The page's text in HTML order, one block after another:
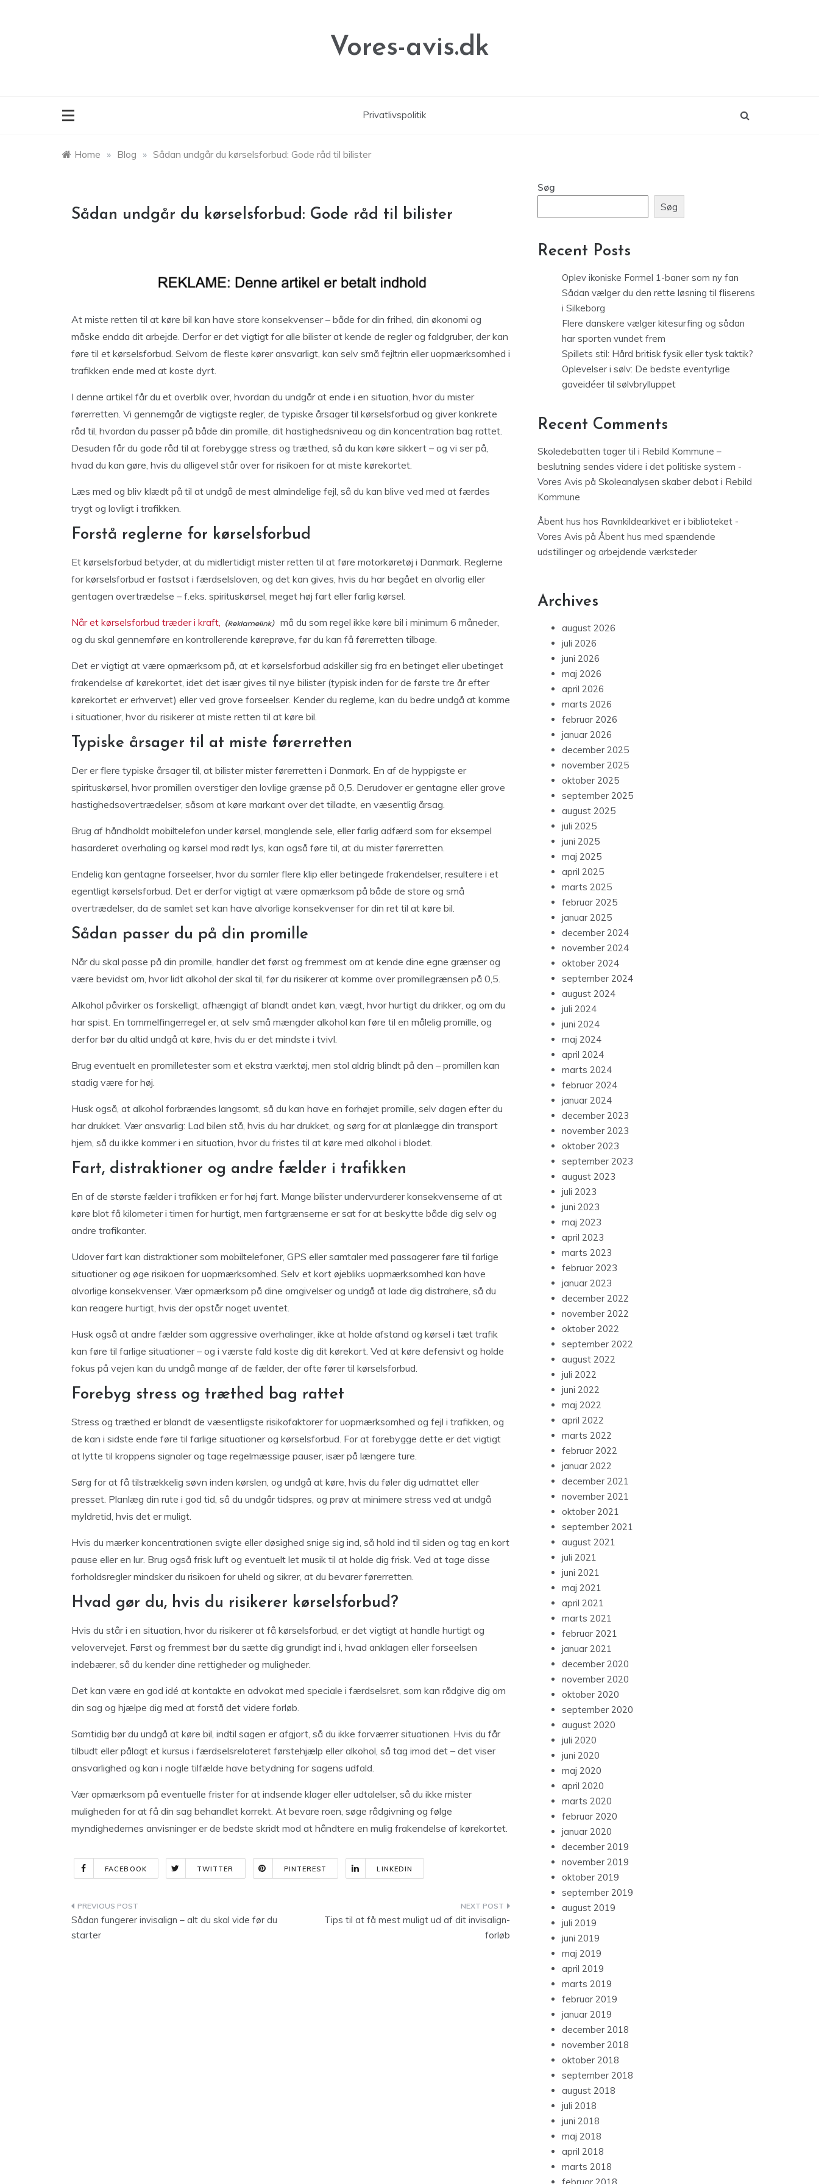
Vores-avis.dk
Privatlivspolitik
Home » Blog » Sådan undgår du kørselsforbud: Gode råd til bilister
Sådan undgår du kørselsforbud: Gode råd til bilister
At miste retten til at køre bil kan have store konsekvenser – både for din frihed, din økonomi og
måske endda dit arbejde. Derfor er det vigtigt for alle bilister at kende de regler og faldgruber, der kan
føre til et kørselsforbud. Selvom de fleste kører ansvarligt, kan selv små fejltrin eller uopmærksomhed i
trafikken ende med at koste dyrt.
I denne artikel får du et overblik over, hvordan du undgår at ende i en situation, hvor du mister
førerretten. Vi gennemgår de vigtigste regler, de typiske årsager til kørselsforbud og giver konkrete
råd til, hvordan du passer på både din promille, dit hastighedsniveau og din koncentration bag rattet.
Desuden får du gode råd til at forebygge stress og træthed, så du kan køre sikkert – og vi ser på,
hvad du kan gøre, hvis du alligevel står over for risikoen for at miste kørekortet.
Læs med og bliv klædt på til at undgå de mest almindelige fejl, så du kan blive ved med at færdes
trygt og lovligt i trafikken.
Forstå reglerne for kørselsforbud
Et kørselsforbud betyder, at du midlertidigt mister retten til at føre motorkøretøj i Danmark. Reglerne
for kørselsforbud er fastsat i færdselsloven, og det kan gives, hvis du har begået en alvorlig eller
gentagen overtrædelse – f.eks. spirituskørsel, meget høj fart eller farlig kørsel.
Når et kørselsforbud træder i kraft,
må du som regel ikke køre bil i minimum 6 måneder,
og du skal gennemføre en kontrollerende køreprøve, før du kan få førerretten tilbage.
Det er vigtigt at være opmærksom på, at et kørselsforbud adskiller sig fra en betinget eller ubetinget
frakendelse af kørekortet, idet det især gives til nye bilister (typisk inden for de første tre år efter
kørekortet er erhvervet) eller ved grove forseelser. Kender du reglerne, kan du bedre undgå at komme
i situationer, hvor du risikerer at miste retten til at køre bil.
Typiske årsager til at miste førerretten
Der er flere typiske årsager til, at bilister mister førerretten i Danmark. En af de hyppigste er
spirituskørsel, hvor promillen overstiger den lovlige grænse på 0,5. Derudover er gentagne eller grove
hastighedsovertrædelser, såsom at køre markant over det tilladte, en væsentlig årsag.
Brug af håndholdt mobiltelefon under kørsel, manglende sele, eller farlig adfærd som for eksempel
hasarderet overhaling og kørsel mod rødt lys, kan også føre til, at du mister førerretten.
Endelig kan gentagne forseelser, hvor du samler flere klip eller betingede frakendelser, resultere i et
egentligt kørselsforbud. Det er derfor vigtigt at være opmærksom på både de store og små
overtrædelser, da de samlet set kan have alvorlige konsekvenser for din ret til at køre bil.
Sådan passer du på din promille
Når du skal passe på din promille, handler det først og fremmest om at kende dine egne grænser og
være bevidst om, hvor lidt alkohol der skal til, før du risikerer at komme over promillegrænsen på 0,5.
Alkohol påvirker os forskelligt, afhængigt af blandt andet køn, vægt, hvor hurtigt du drikker, og om du
har spist. En tommelfingerregel er, at selv små mængder alkohol kan føre til en målelig promille, og
derfor bør du altid undgå at køre, hvis du er det mindste i tvivl.
Brug eventuelt en promilletester som et ekstra værktøj, men stol aldrig blindt på den – promillen kan
stadig være for høj.
Husk også, at alkohol forbrændes langsomt, så du kan have en forhøjet promille, selv dagen efter du
har drukket. Vær ansvarlig: Lad bilen stå, hvis du har drukket, og sørg for at planlægge din transport
hjem, så du ikke kommer i en situation, hvor du fristes til at køre med alkohol i blodet.
Fart, distraktioner og andre fælder i trafikken
En af de største fælder i trafikken er for høj fart. Mange bilister undervurderer konsekvenserne af at
køre blot få kilometer i timen for hurtigt, men fartgrænserne er sat for at beskytte både dig selv og
andre trafikanter.
Udover fart kan distraktioner som mobiltelefoner, GPS eller samtaler med passagerer føre til farlige
situationer og øge risikoen for uopmærksomhed. Selv et kort øjebliks uopmærksomhed kan have
alvorlige konsekvenser. Vær opmærksom på dine omgivelser og undgå at lade dig distrahere, så du
kan reagere hurtigt, hvis der opstår noget uventet.
Husk også at andre fælder som aggressive overhalinger, ikke at holde afstand og kørsel i tæt trafik
kan føre til farlige situationer – og i værste fald koste dig dit kørekort. Ved at køre defensivt og holde
fokus på vejen kan du undgå mange af de fælder, der ofte fører til kørselsforbud.
Forebyg stress og træthed bag rattet
Stress og træthed er blandt de væsentligste risikofaktorer for uopmærksomhed og fejl i trafikken, og
de kan i sidste ende føre til farlige situationer og kørselsforbud. For at forebygge dette er det vigtigt
at lytte til kroppens signaler og tage regelmæssige pauser, især på længere ture.
Sørg for at få tilstrækkelig søvn inden kørslen, og undgå at køre, hvis du føler dig udmattet eller
presset. Planlæg din rute i god tid, så du undgår tidspres, og prøv at minimere stress ved at undgå
myldretid, hvis det er muligt.
Hvis du mærker koncentrationen svigte eller døsighed snige sig ind, så hold ind til siden og tag en kort
pause eller en lur. Brug også frisk luft og eventuelt let musik til at holde dig frisk. Ved at tage disse
forholdsregler mindsker du risikoen for uheld og sikrer, at du bevarer førerretten.
Hvad gør du, hvis du risikerer kørselsforbud?
Hvis du står i en situation, hvor du risikerer at få kørselsforbud, er det vigtigt at handle hurtigt og
velovervejet. Først og fremmest bør du sætte dig grundigt ind i, hvad anklagen eller forseelsen
indebærer, så du kender dine rettigheder og muligheder.
Det kan være en god idé at kontakte en advokat med speciale i færdselsret, som kan rådgive dig om
din sag og hjælpe dig med at forstå det videre forløb.
Samtidig bør du undgå at køre bil, indtil sagen er afgjort, så du ikke forværrer situationen. Hvis du får
tilbudt eller pålagt et kursus i færdselsrelateret førstehjælp eller alkohol, så tag imod det – det viser
ansvarlighed og kan i nogle tilfælde have betydning for sagens udfald.
Vær opmærksom på eventuelle frister for at indsende klager eller udtalelser, så du ikke mister
muligheden for at få din sag behandlet korrekt. At bevare roen, søge rådgivning og følge
myndighedernes anvisninger er de bedste skridt mod at håndtere en mulig frakendelse af kørekortet.
FACEBOOK TWITTER PINTEREST LINKEDIN
Indlægsnavigation
Sådan fungerer invisalign – alt du skal vide før du
starter
Tips til at få mest muligt ud af dit invisalign-
forløb
Søg
Søg
Recent Posts
Oplev ikoniske Formel 1-baner som ny fan
Sådan vælger du den rette løsning til fliserens
i Silkeborg
Flere danskere vælger kitesurfing og sådan
har sporten vundet frem
Spillets stil: Hård britisk fysik eller tysk taktik?
Oplevelser i sølv: De bedste eventyrlige
gaveidéer til sølvbrylluppet
Recent Comments
Skoledebatten tager til i Rebild Kommune –
beslutning sendes videre i det politiske system -
Vores Avis på Skoleanalysen skaber debat i Rebild
Kommune
Åbent hus hos Ravnkildearkivet er i biblioteket -
Vores Avis på Åbent hus med spændende
udstillinger og arbejdende værksteder
Archives
august 2026
juli 2026
juni 2026
maj 2026
april 2026
marts 2026
februar 2026
januar 2026
december 2025
november 2025
oktober 2025
september 2025
august 2025
juli 2025
juni 2025
maj 2025
april 2025
marts 2025
februar 2025
januar 2025
december 2024
november 2024
oktober 2024
september 2024
august 2024
juli 2024
juni 2024
maj 2024
april 2024
marts 2024
februar 2024
januar 2024
december 2023
november 2023
oktober 2023
september 2023
august 2023
juli 2023
juni 2023
maj 2023
april 2023
marts 2023
februar 2023
januar 2023
december 2022
november 2022
oktober 2022
september 2022
august 2022
juli 2022
juni 2022
maj 2022
april 2022
marts 2022
februar 2022
januar 2022
december 2021
november 2021
oktober 2021
september 2021
august 2021
juli 2021
juni 2021
maj 2021
april 2021
marts 2021
februar 2021
januar 2021
december 2020
november 2020
oktober 2020
september 2020
august 2020
juli 2020
juni 2020
maj 2020
april 2020
marts 2020
februar 2020
januar 2020
december 2019
november 2019
oktober 2019
september 2019
august 2019
juli 2019
juni 2019
maj 2019
april 2019
marts 2019
februar 2019
januar 2019
december 2018
november 2018
oktober 2018
september 2018
august 2018
juli 2018
juni 2018
maj 2018
april 2018
marts 2018